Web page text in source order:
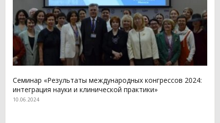
Семинар «Результаты международных конгрессов 2024:
интеграция науки и клинической практики»
10.06.2024